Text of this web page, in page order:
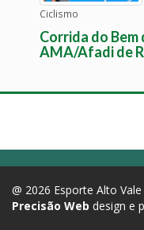
Ciclismo
Corrida do Bem
AMA/Afadi de
@ 2026 Esporte Alto
Precisão Web design e